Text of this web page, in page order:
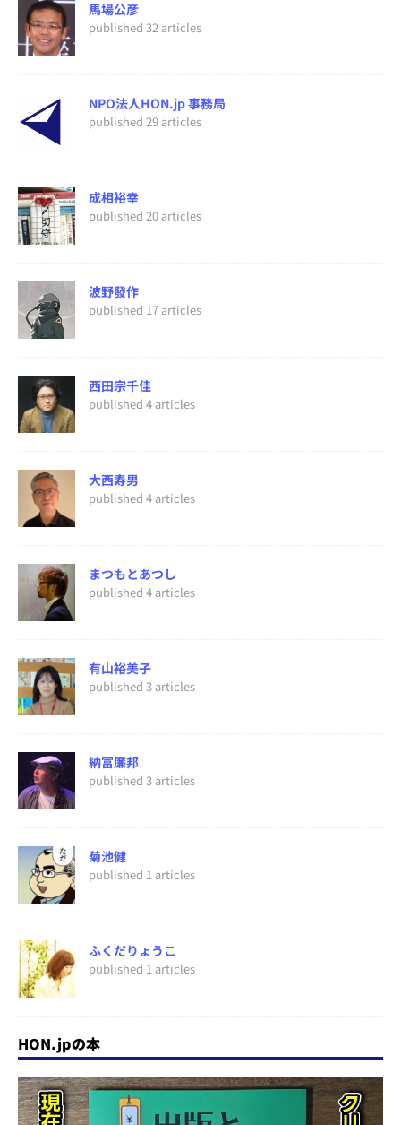
馬場公彦
published 32 articles
NPO法人HON.jp 事務局
published 29 articles
成相裕幸
published 20 articles
波野發作
published 17 articles
西田宗千佳
published 4 articles
大西寿男
published 4 articles
まつもとあつし
published 4 articles
有山裕美子
published 3 articles
納富廉邦
published 3 articles
菊池健
published 1 articles
ふくだりょうこ
published 1 articles
HON.jpの本